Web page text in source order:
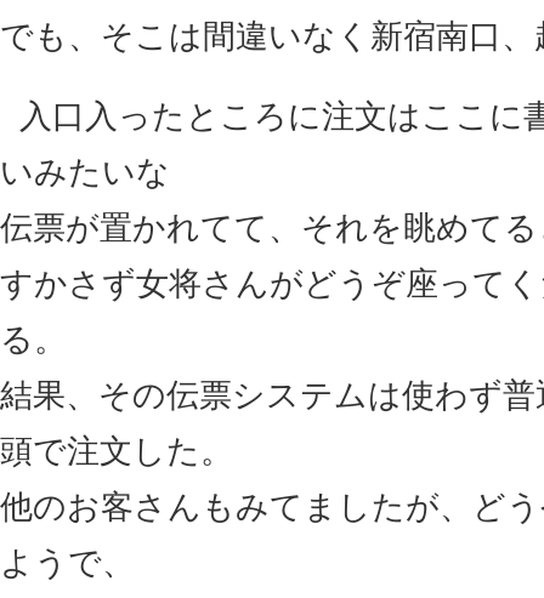
でも、そこは間違いなく新宿南口、
入口入ったところに注文はここに
いみたいな
伝票が置かれてて、それを眺めて
すかさず女将さんがどうぞ座って
る。
結果、その伝票システムは使わず
頭で注文した。
他のお客さんもみてましたが、ど
ようで、